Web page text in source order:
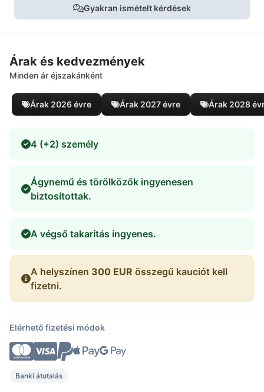
Gyakran ismételt kérdések
Árak és kedvezmények
Minden ár éjszakánként
Árak 2026 évre Árak 2027 évre Árak 2028
4 (+2) személy
Ágynemű és törölközők ingyenesen
biztosítottak.
A végső takarítás ingyenes.
A helyszínen 300 EUR összegű kauciót kell
fizetni.
Elérhető fizetési módok
Banki átutalás